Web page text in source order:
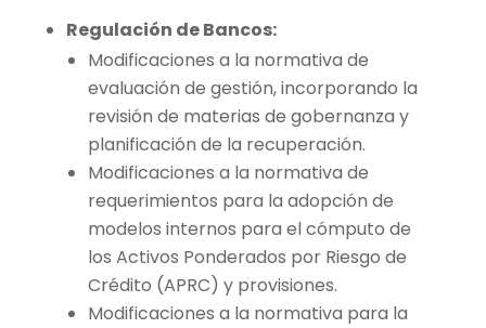
Regulación de Bancos:
Modificaciones a la normativa de
evaluación de gestión, incorporando la
revisión de materias de gobernanza y
planificación de la recuperación.
Modificaciones a la normativa de
requerimientos para la adopción de
modelos internos para el cómputo de
los Activos Ponderados por Riesgo de
Crédito (APRC) y provisiones.
Modificaciones a la normativa para la